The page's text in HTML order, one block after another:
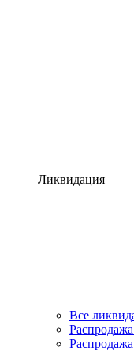
Ликвидация
Все